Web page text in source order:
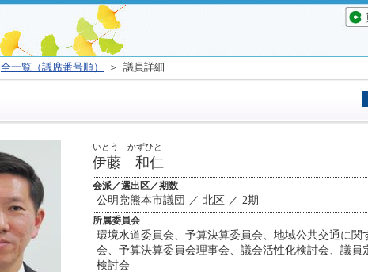
全一覧（議席番号順） ＞ 議員詳細
いとう かずひと
伊藤 和仁
会派／選出区／期数
公明党熊本市議団 ／ 北区 ／ 2期
所属委員会
環境水道委員会、予算決算委員会、地域公共交通に関
会、予算決算委員会理事会、議会活性化検討会、議員
検討会